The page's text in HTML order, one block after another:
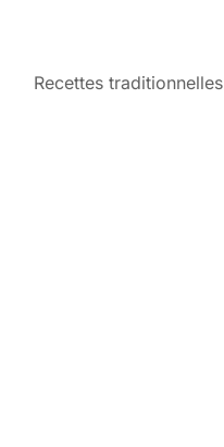
Recettes traditionnelles